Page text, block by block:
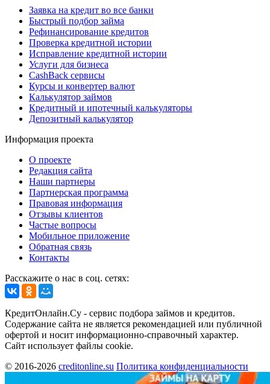
Заявка на кредит во все банки
Быстрый подбор займа
Рефинансирование кредитов
Проверка кредитной истории
Исправление кредитной истории
Услуги для бизнеса
CashBack сервисы
Курсы и конвертер валют
Калькулятор займов
Кредитный и ипотечный калькуляторы
Депозитный калькулятор
Информация проекта
О проекте
Редакция сайта
Наши партнеры
Партнерская программа
Правовая информация
Отзывы клиентов
Частые вопросы
Мобильное приложение
Обратная связь
Контакты
Расскажите о нас в соц. сетях:
КредитОнлайн.Су - сервис подбора займов и кредитов.
Содержание сайта не является рекомендацией или публичной
офертой и носит информационно-справочный характер.
Сайт использует файлы cookie.
© 2016-2026 creditonline.su Политика конфиденциальности